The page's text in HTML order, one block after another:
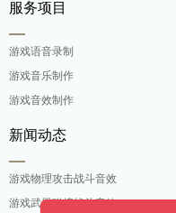
服务项目
游戏语音录制
游戏音乐制作
游戏音效制作
新闻动态
游戏物理攻击战斗音效
游戏武器碰撞战斗音效